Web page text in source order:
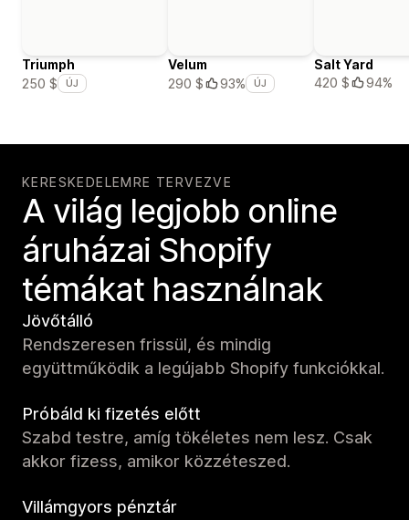
Triumph
250 $
ÚJ
Velum
290 $
93% ÚJ
Salt Yard
420 $
94%
KERESKEDELEMRE TERVEZVE
A világ legjobb online
áruházai Shopify
témákat használnak
Jövőtálló
Rendszeresen frissül, és mindig
együttműködik a legújabb Shopify funkciókkal.
Próbáld ki fizetés előtt
Szabd testre, amíg tökéletes nem lesz. Csak
akkor fizess, amikor közzéteszed.
Villámgyors pénztár